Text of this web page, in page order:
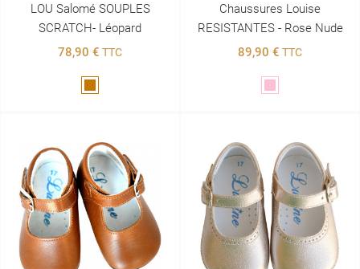
LOU Salomé SOUPLES
SCRATCH- Léopard
78,90 € TTC
Chaussures Louise
RESISTANTES - Rose Nude
89,90 € TTC